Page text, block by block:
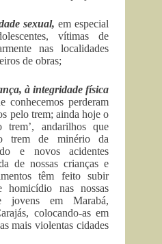
sexual,em especial
vítimas de
nas localidades
de obras;
à integridade física
conhecemos perderam
pelo trem; ainda hoje o
trem’, andarilhos que
trem de minério da
e novos acidentes
de nossas crianças e
têm feito subir
homicídio nas nossas
jovens em Marabá,
colocando-as em
mais violentas cidades